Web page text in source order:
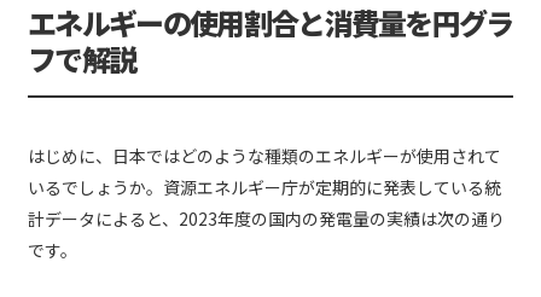
エネルギーの使用割合と消費量を円グラ
フで解説
はじめに、日本ではどのような種類のエネルギーが使用されて
いるでしょうか。資源エネルギー庁が定期的に発表している統
計データによると、2023年度の国内の発電量の実績は次の通り
です。